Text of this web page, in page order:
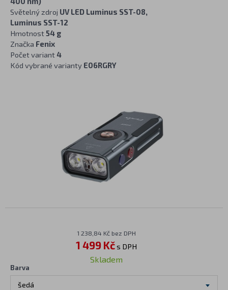
Světelný zdroj UV LED Luminus SST-08,
Luminus SST-12
Hmotnost54 g
Značka Fenix
Počet variant4
Kód vybrané varianty E06RGRY
1 238,84 Kč bez DPH
1 499 Kčs DPH
Skladem
Barva
šedá